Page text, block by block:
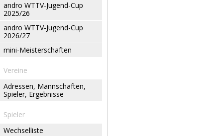
andro WTTV-Jugend-Cup
2025/26
andro WTTV-Jugend-Cup
2026/27
mini-Meisterschaften
Vereine
Adressen, Mannschaften,
Spieler, Ergebnisse
Spieler
Wechselliste